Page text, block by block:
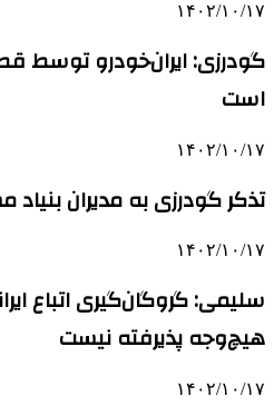
۱۴۰۲/۱۰/۱۷
گودرزی: ایران‌خودرو توسط
است
۱۴۰۲/۱۰/۱۷
تذکر گودرزی به مدیران
۱۴۰۲/۱۰/۱۷
سلیمی: گروگان‌گیری اتباع
هیچ‌وجه پذیرفته نیست
۱۴۰۲/۱۰/۱۷